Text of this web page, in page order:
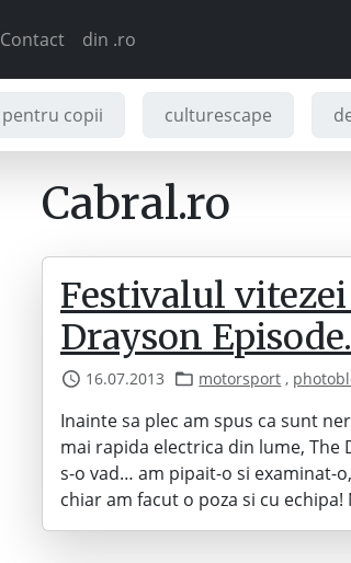
Contact din .ro
pentru copii culturescape
Cabral.ro
Festivalul
Drayson Episode.
16.07.2013 motorsport ,
Inainte sa plec am spus ca sunt
mai rapida electrica din lume, The
s-o vad… am pipait-o si examinat-
chiar am facut o poza si cu